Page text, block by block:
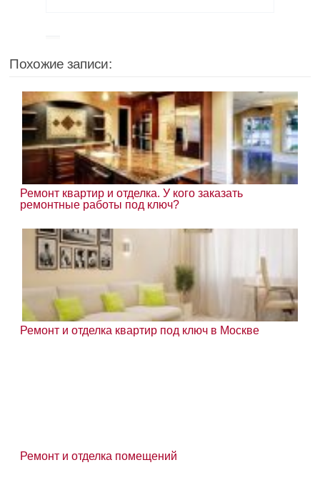
Похожие записи:
Ремонт квартир и отделка. У кого заказать
ремонтные работы под ключ?
Ремонт и отделка квартир под ключ в Москве
Ремонт и отделка помещений